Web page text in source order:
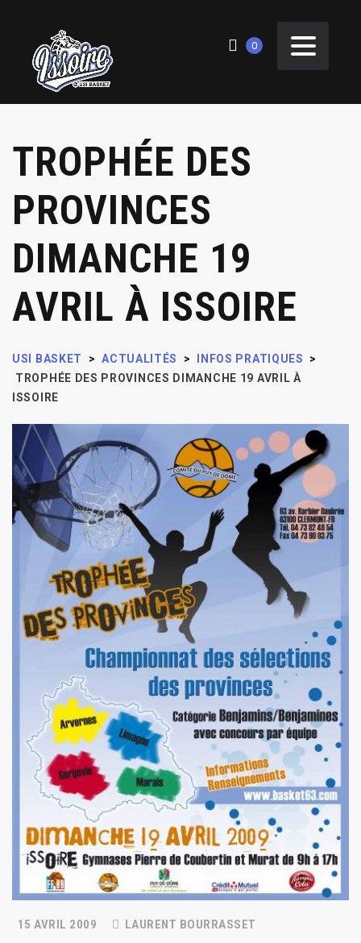
0
TROPHÉE DES
PROVINCES
DIMANCHE 19
AVRIL À ISSOIRE
USI BASKET > ACTUALITÉS > INFOS PRATIQUES
>
TROPHÉE DES PROVINCES DIMANCHE 19 AVRIL À
ISSOIRE
15 AVRIL 2009 LAURENT BOURRASSET